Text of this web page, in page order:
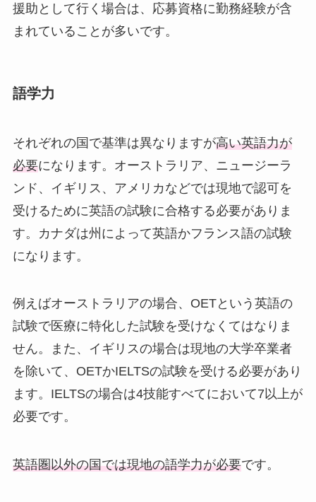
援助として行く場合は、応募資格に勤務経験が含
まれていることが多いです。
語学力
それぞれの国で基準は異なりますが高い英語力が
必要になります。オーストラリア、ニュージーラ
ンド、イギリス、アメリカなどでは現地で認可を
受けるために英語の試験に合格する必要がありま
す。カナダは州によって英語かフランス語の試験
になります。
例えばオーストラリアの場合、OETという英語の
試験で医療に特化した試験を受けなくてはなりま
せん。また、イギリスの場合は現地の大学卒業者
を除いて、OETかIELTSの試験を受ける必要があり
ます。IELTSの場合は4技能すべてにおいて7以上が
必要です。
英語圏以外の国では現地の語学力が必要です。